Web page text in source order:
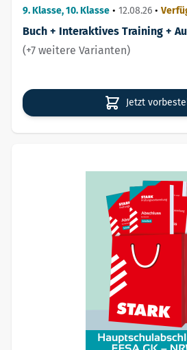
9. Klasse, 10. Klasse • 12.08.26 •
Buch + Interaktives Training +
(+7 weitere Varianten)
Jetzt